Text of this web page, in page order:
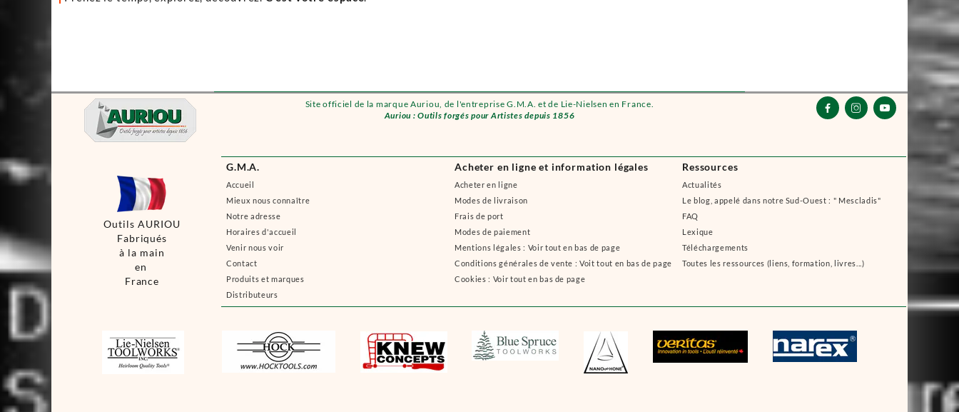
Site officiel de la marque Auriou, de l'entreprise G.M.A. et de Lie-Nielsen en France.
Auriou : Outils forgés pour Artistes depuis 1856
G.M.A.
Accueil
Mieux nous connaître
Notre adresse
Horaires d'accueil
Venir nous voir
Contact
Produits et marques
Distributeurs
Acheter en ligne et information légales
Acheter en ligne
Modes de livraison
Frais de port
Modes de paiement
Mentions légales : Voir tout en bas de page
Conditions générales de vente : Voit tout en bas de page
Cookies : Voir tout en bas de page
Ressources
Actualités
Le blog, appelé dans notre Sud-Ouest : " Mescladis"
FAQ
Lexique
Téléchargements
Toutes les ressources (liens, formation, livres...)
  
Outils AURIOU
Fabriqués
à la main
en
France